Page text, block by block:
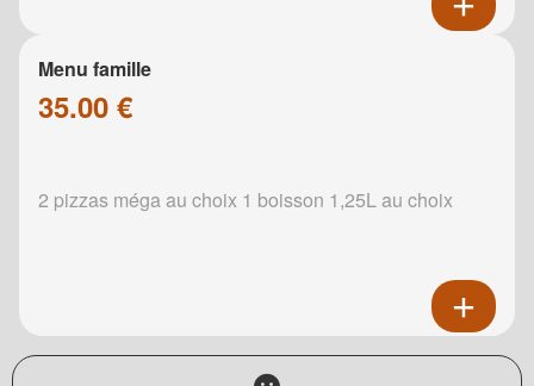
Menu famille
35.00 €
2 pizzas méga au choix 1 boisson 1,25L au choix